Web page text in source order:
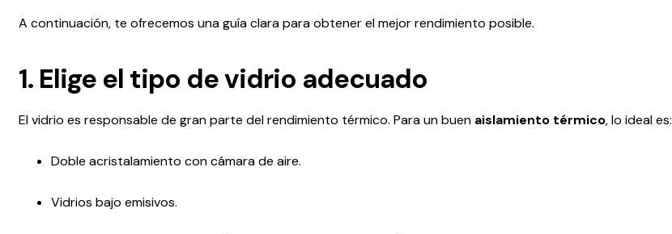
A continuación, te ofrecemos una guía clara para obtener el mejor rendimiento posible.
1. Elige el tipo de vidrio adecuado
El vidrio es responsable de gran parte del rendimiento térmico. Para un buen aislamiento térmico, lo ideal es:
Doble acristalamiento con cámara de aire.
Vidrios bajo emisivos.